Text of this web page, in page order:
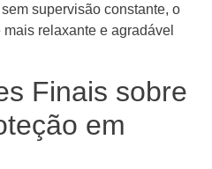
supervisão constante, o
relaxante e agradável
Finais sobre
em